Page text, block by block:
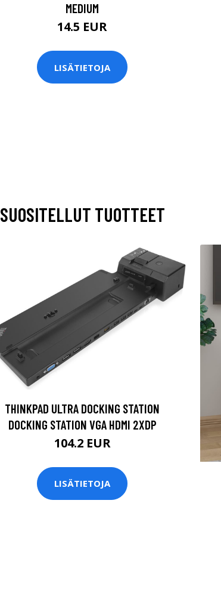
MEDIUM
14.5 EUR
LISÄTIETOJA
SUOSITELLUT TUOTTEET
THINKPAD ULTRA DOCKING STATION
DOCKING STATION VGA HDMI 2XDP
104.2 EUR
LISÄTIETOJA